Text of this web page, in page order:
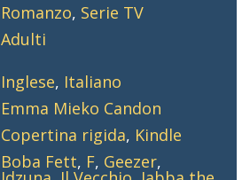
Romanzo, Serie TV
Adulti
Inglese, Italiano
Emma Mieko Candon
Copertina rigida, Kindle
Boba Fett, F, Geezer,